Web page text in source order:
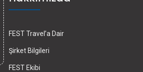
FEST Travel’a Dair
Şirket Bilgileri
FEST Ekibi